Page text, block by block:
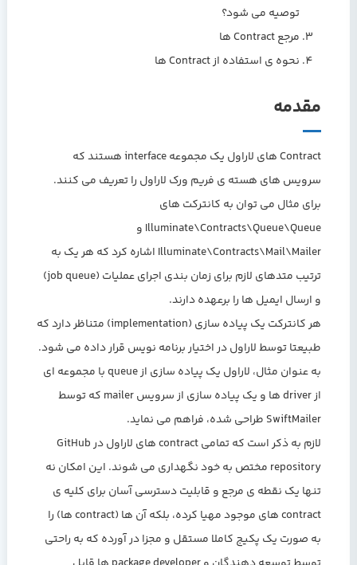
توصیه می شود؟
مرجع Contract ها
نحوه ی استفاده از Contract ها
مقدمه
Contract های لاراول یک مجموعه interface هستند که
سرویس های هسته ی فریم ورک لاراول را تعریف می کنند.
برای مثال می توان به کانترکت های
Illuminate\Contracts\Queue\Queue و
Illuminate\Contracts\Mail\Mailer اشاره کرد که هر یک به
ترتیب متدهای لازم برای زمان بندی اجرای عملیات (job queue)
و ارسال ایمیل ها را برعهده دارند.
هر کانترکت یک پیاده سازی (implementation) متناظر دارد که
طبیعتا توسط لاراول در اختیار برنامه نویس قرار داده می شود.
به عنوان مثال، لاراول یک پیاده سازی از queue با مجموعه ای
از driver ها و یک پیاده سازی از سرویس mailer که توسط
SwiftMailer طراحی شده، فراهم می نماید.
لازم به ذکر است که تمامی contract های لاراول در GitHub
repository مختص به خود نگهداری می شوند. این امکان نه
تنها یک نقطه ی مرجع و قابلیت دسترسی آسان برای کلیه ی
contract های موجود مهیا کرده، بلکه آن ها (contract ها) را
به صورت یک پکیج کاملا مستقل و مجزا در آورده که به راحتی